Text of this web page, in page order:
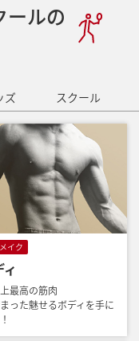
ールの
ズ スクール
イク
最高の筋肉
った魅せるボディを手に